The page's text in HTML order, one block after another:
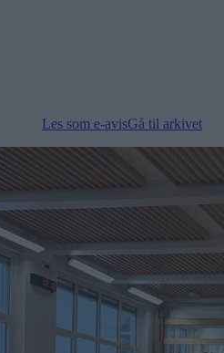
Les som e-avisGå til arkivet